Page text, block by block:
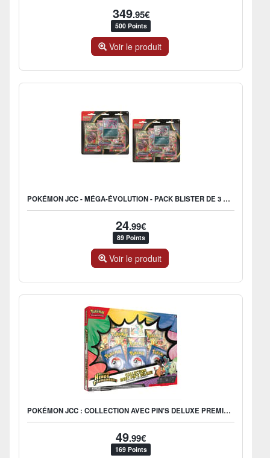
349.95€
500 Points
Voir le produit
POKÉMON JCC - MÉGA-ÉVOLUTION - PACK BLISTER DE 3 BOOSTERS ME02 FLAMMES FANTASMAGORIQUES FARFURET OU DIMORET (1 BLISTER ALÉATOIRE) - FR
24.99€
89 Points
Voir le produit
POKÉMON JCC : COLLECTION AVEC PIN’S DELUXE PREMIERS PARTENAIRES - ME2.5 HÉROS TRANSCENDANTS - FR
49.99€
169 Points